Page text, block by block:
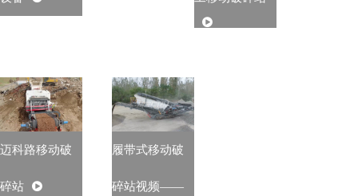
迈科路移动破
碎站
履带式移动破
碎站视频——